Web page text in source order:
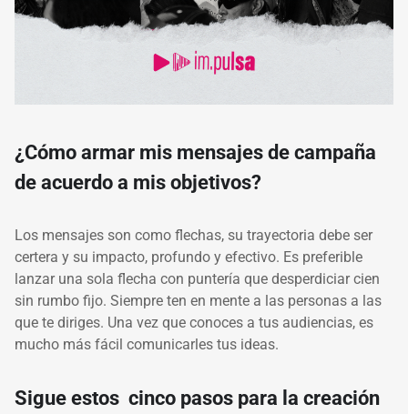
¿Cómo armar mis mensajes de campaña
de acuerdo a mis objetivos?
Los mensajes son como flechas, su trayectoria debe ser
certera y su impacto, profundo y efectivo. Es preferible
lanzar una sola flecha con puntería que desperdiciar cien
sin rumbo fijo. Siempre ten en mente a las personas a las
que te diriges. Una vez que conoces a tus audiencias, es
mucho más fácil comunicarles tus ideas.
Sigue estos cinco pasos para la creación